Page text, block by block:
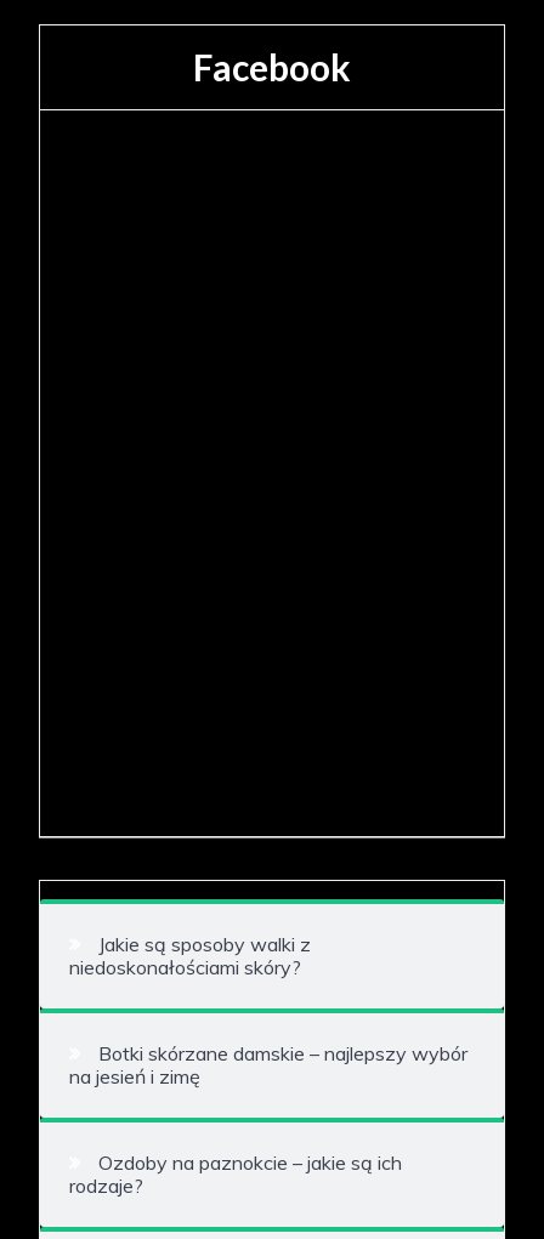
Facebook
Jakie są sposoby walki z
niedoskonałościami skóry?
Botki skórzane damskie – najlepszy wybór
na jesień i zimę
Ozdoby na paznokcie – jakie są ich
rodzaje?